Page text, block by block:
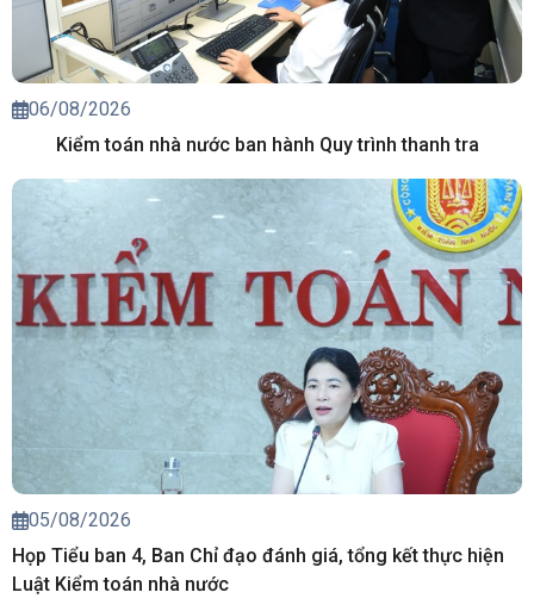
06/08/2026
Kiểm toán nhà nước ban hành Quy trình thanh tra
05/08/2026
Họp Tiểu ban 4, Ban Chỉ đạo đánh giá, tổng kết thực hiện
Luật Kiểm toán nhà nước